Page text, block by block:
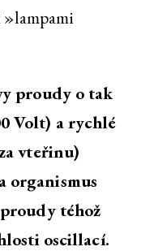
»lampami
proudy o tak
Volt) a rychlé
vteřinu)
organismus
téhož
oscillací.